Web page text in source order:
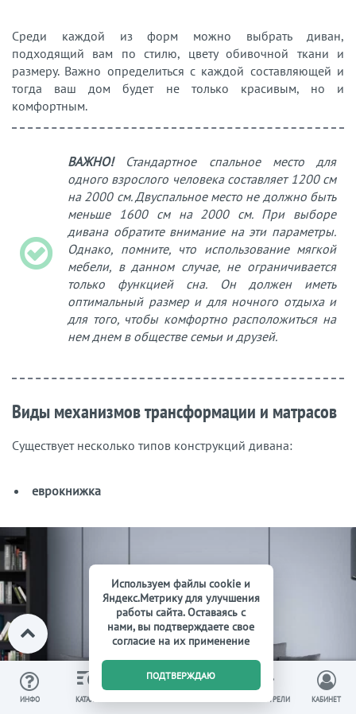
Среди каждой из форм можно выбрать диван,
подходящий вам по стилю, цвету обивочной ткани и
размеру. Важно определиться с каждой составляющей и
тогда ваш дом будет не только красивым, но и
комфортным.
ВАЖНО!Стандартное спальное место для
одного взрослого человека составляет 1200 см
на 2000 см. Двуспальное место не должно быть
меньше 1600 см на 2000 см. При выборе
дивана обратите внимание на эти параметры.
Однако, помните, что использование мягкой
мебели, в данном случае, не ограничивается
только функцией сна. Он должен иметь
оптимальный размер и для ночного отдыха и
для того, чтобы комфортно расположиться на
нем днем в обществе семьи и друзей.
Виды механизмов трансформации и матрасов
Существует несколько типов конструкций дивана:
еврокнижка
ИНФО КАТАЛОГ
0
ВЫ СМОТРЕЛИ КАБИНЕТ
Используем файлы cookie и
Яндекс.Метрику для улучшения
работы сайта. Оставаясь с
нами, вы подтверждаете свое
согласие на их применение
ПОДТВЕРЖДАЮ